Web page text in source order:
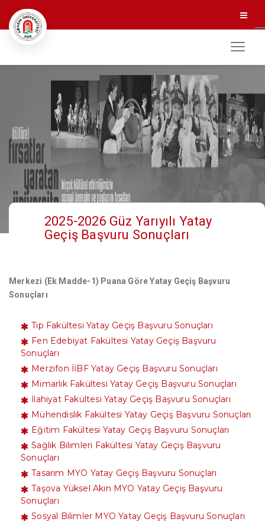
2025-2026 Güz Yarıyılı Yatay
Geçiş Başvuru Sonuçları
Merkezi (Ek Madde-1) Puana Göre Yatay Geçiş Başvuru
Sonuçları
Tıp Fakültesi Yatay Geçiş Başvuru Sonuçları
Fen Edebiyat Fakültesi Yatay Geçiş Başvuru
Sonuçları
Merzifon İİBF Yatay Geçiş Başvuru Sonuçları
Mimarlık Fakültesi Yatay Geçiş Başvuru Sonuçları
İlahiyat Fakültesi Yatay Geçiş Başvuru Sonuçları
Mühendislik Fakültesi Yatay Geçiş Başvuru Sonuçları
Eğitim Fakültesi Yatay Geçiş Başvuru Sonuçları
Sağlık Bilimleri Fakültesi Yatay Geçiş Başvuru
Sonuçları
Tasarım MYO Yatay Geçiş Başvuru Sonuçları
Taşova Yüksel Akın MYO Yatay Geçiş Başvuru
Sonuçları
Sosyal Bilimler MYO Yatay Geçiş Başvuru Sonuçları